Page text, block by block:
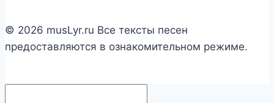
© 2026 musLyr.ru Все тексты песен
предоставляются в ознакомительном режиме.